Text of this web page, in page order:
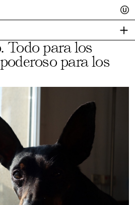
Todo para los
para los